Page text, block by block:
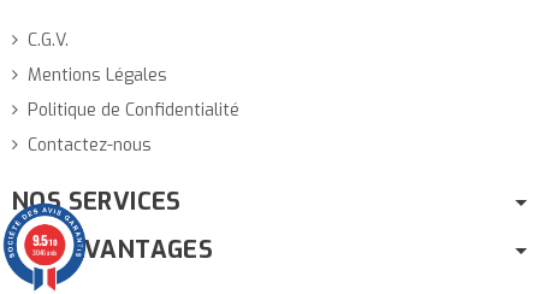
C.G.V.
Mentions Légales
Politique de Confidentialité
Contactez-nous
NOS SERVICES
NOS AVANTAGES
9.5/10
3046 avis